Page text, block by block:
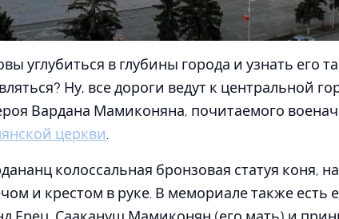
углубиться в глубины города и узнать его
Ну, все дороги ведут к центральной
Вардана Мамиконяна, почитаемого
церкви.
колоссальная бронзовая статуя коня,
и крестом в руке. В мемориале также есть